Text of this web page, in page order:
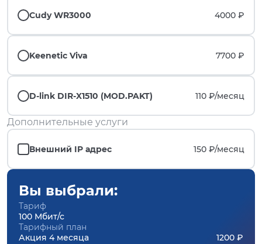
Cudy WR3000 4000 ₽
Keenetic Viva 7700 ₽
D-link DIR-X1510 (MOD.PAKT) 110 ₽/месяц
Дополнительные услуги
Внешний IP адрес 150 ₽/месяц
Вы выбрали:
Тариф
100 Мбит/с
Тарифный план
Акция 4 месяца
1200 ₽